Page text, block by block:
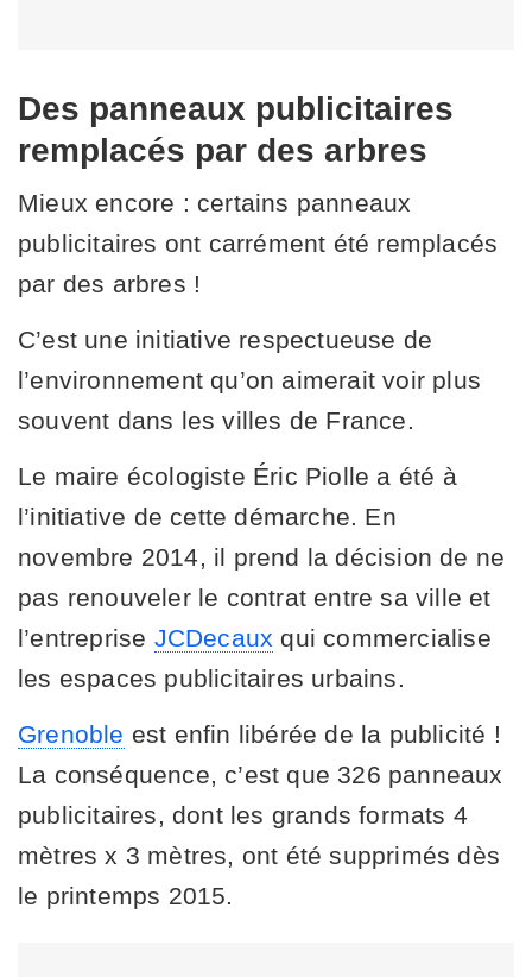
Des panneaux publicitaires
remplacés par des arbres
Mieux encore : certains panneaux
publicitaires ont carrément été remplacés
par des arbres !
C’est une initiative respectueuse de
l’environnement qu’on aimerait voir plus
souvent dans les villes de France.
Le maire écologiste Éric Piolle a été à
l’initiative de cette démarche. En
novembre 2014, il prend la décision de ne
pas renouveler le contrat entre sa ville et
l’entreprise JCDecaux qui commercialise
les espaces publicitaires urbains.
Grenoble est enfin libérée de la publicité !
La conséquence, c’est que 326 panneaux
publicitaires, dont les grands formats 4
mètres x 3 mètres, ont été supprimés dès
le printemps 2015.